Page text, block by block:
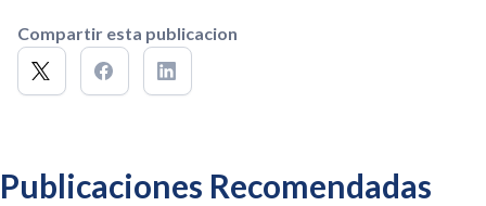
Compartir esta publicacion
Publicaciones Recomendadas